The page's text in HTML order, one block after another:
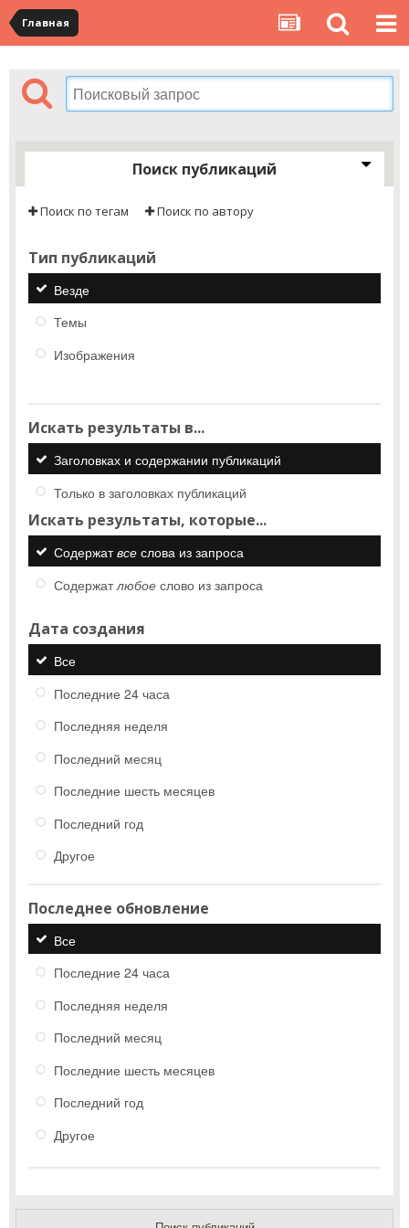
Главная
Поиск публикаций
Поиск по тегам Поиск по автору
Тип публикаций
Везде
Темы
Изображения
Искать результаты в...
Заголовках и содержании публикаций
Только в заголовках публикаций
Искать результаты, которые...
Содержатвсе слова из запроса
Содержатлюбое слово из запроса
Дата создания
Все
Последние 24 часа
Последняя неделя
Последний месяц
Последние шесть месяцев
Последний год
Другое
Последнее обновление
Все
Последние 24 часа
Последняя неделя
Последний месяц
Последние шесть месяцев
Последний год
Другое